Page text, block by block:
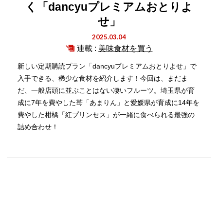
く「dancyuプレミアムおとりよ
せ」
2025.03.04
連載 : 美味食材を買う
新しい定期購読プラン「dancyuプレミアムおとりよせ」で
入手できる、稀少な食材を紹介します！今回は、まだま
だ、一般店頭に並ぶことはない凄いフルーツ。埼玉県が育
成に7年を費やした苺「あまりん」と愛媛県が育成に14年を
費やした柑橘「紅プリンセス」が一緒に食べられる最強の
詰め合わせ！